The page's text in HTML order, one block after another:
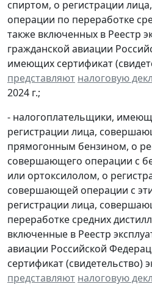
спиртом, о регистрации
операции по переработке
также включенных в Реестр
гражданской авиации
имеющих сертификат
представляют налоговую
2024 г.;
- налогоплательщики,
регистрации лица,
прямогонным бензином, о
совершающего операции с
или ортоксилолом, о
совершающей операции с
регистрации лица,
переработке средних
включенные в Реестр
авиации Российской
сертификат (свидетельство)
представляют налоговую